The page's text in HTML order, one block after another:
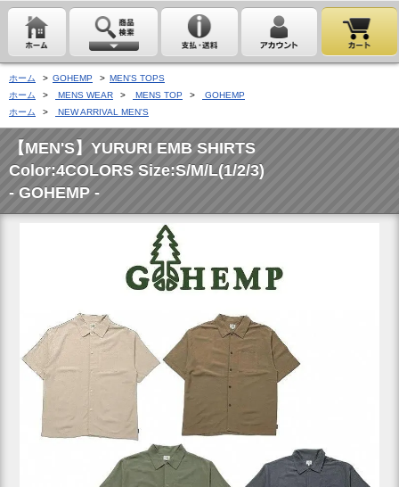
ホーム > GOHEMP > MEN'S TOPS
ホーム
> MENS WEAR > MENS TOP >
GOHEMP
ホーム
> NEW ARRIVAL MEN'S
【MEN'S】YURURI EMB SHIRTS
Color:4COLORS Size:S/M/L(1/2/3)
- GOHEMP -